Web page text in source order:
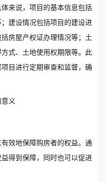
来说，项目的基本信息包括
建设情况包括项目的建设进
房屋产权证办理情况等；土
式、土地使用权期限等。此
目进行定期审查和监督，确
义
效地保障购房者的权益。通
得到保障，同时也可以促进